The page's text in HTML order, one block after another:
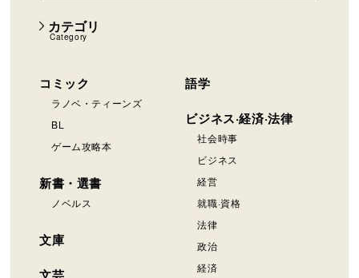
カテゴリ
Category
コミック
ラノベ・ティーンズ
BL
ゲーム攻略本
新書・選書
ノベルス
文庫
語学
ビジネス·経済·法律
社会時事
ビジネス
経営
就職·資格
法律
政治
経済